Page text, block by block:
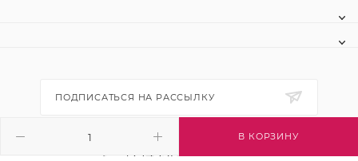
В КОРЗИНУ
ПОДПИСАТЬСЯ НА РАССЫЛКУ
+7 (495) 445-03-32